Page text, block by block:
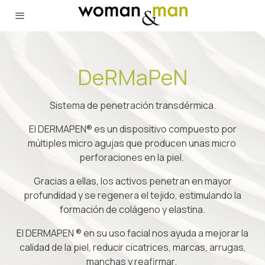
DeRMaPeN
Sistema de penetración transdérmica.
El DERMAPEN®️ es un dispositivo compuesto por
múltiples micro agujas que producen unas micro
perforaciones en la piel.
Gracias a ellas, los activos penetran en mayor
profundidad y se regenera el tejido, estimulando la
formación de colágeno y elastina.
El DERMAPEN ®️ en su uso facial nos ayuda a mejorar la
calidad de la piel, reducir cicatrices, marcas, arrugas,
manchas y reafirmar.